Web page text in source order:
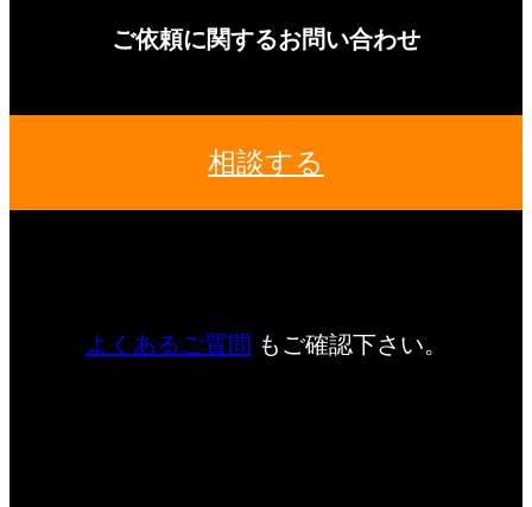
ご依頼に関するお問い合わせ
相談する
よくあるご質問 もご確認下さい。